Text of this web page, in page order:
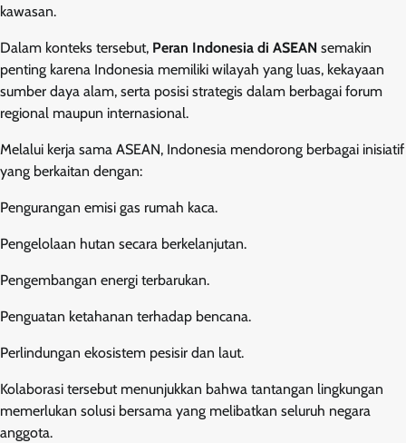
kawasan.
Dalam konteks tersebut, Peran Indonesia di ASEAN semakin
penting karena Indonesia memiliki wilayah yang luas, kekayaan
sumber daya alam, serta posisi strategis dalam berbagai forum
regional maupun internasional.
Melalui kerja sama ASEAN, Indonesia mendorong berbagai inisiatif
yang berkaitan dengan:
Pengurangan emisi gas rumah kaca.
Pengelolaan hutan secara berkelanjutan.
Pengembangan energi terbarukan.
Penguatan ketahanan terhadap bencana.
Perlindungan ekosistem pesisir dan laut.
Kolaborasi tersebut menunjukkan bahwa tantangan lingkungan
memerlukan solusi bersama yang melibatkan seluruh negara
anggota.